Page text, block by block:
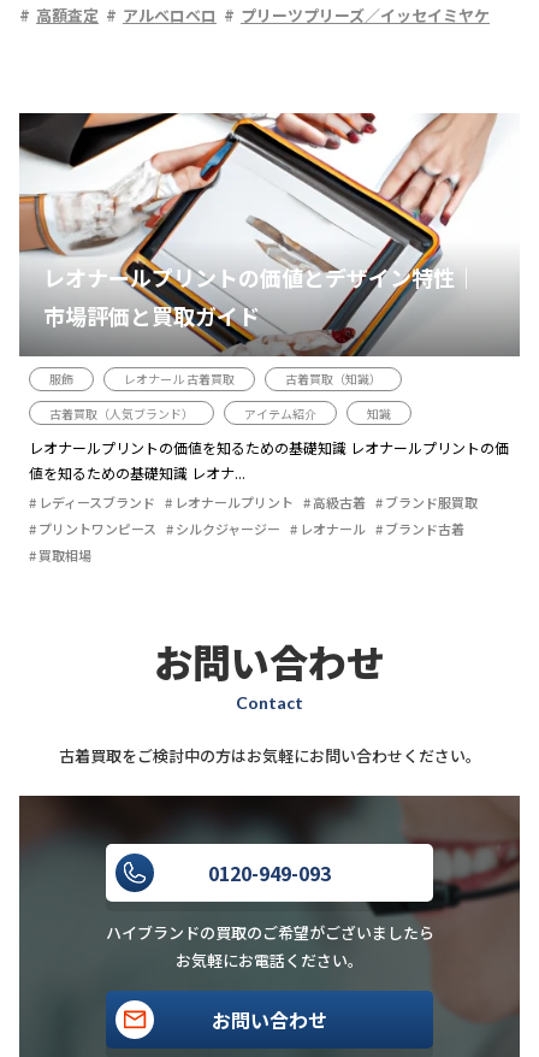
高額査定
アルベロベロ プリーツプリーズ／イッセイミヤケ
レオナールプリントの価値とデザイン特性｜
市場評価と買取ガイド
服飾 レオナール 古着買取
古着買取（知識）
古着買取（人気ブランド）
アイテム紹介 知識
レオナールプリントの価値を知るための基礎知識 レオナールプリントの価
値を知るための基礎知識 レオナ...
レディースブランド レオナールプリント 高級古着
ブランド服買取
プリントワンピース
シルクジャージー レオナール
ブランド古着
買取相場
お問い合わせ
Contact
古着買取をご検討中の方はお気軽にお問い合わせください。
0120-949-093
ハイブランドの買取のご希望がございましたら
お気軽にお電話ください。
お問い合わせ